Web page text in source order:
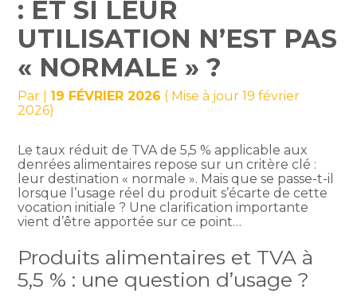
: ET SI LEUR
UTILISATION N’EST PAS
« NORMALE » ?
Par 19 FÉVRIER 2026 ( Mise à jour 19 février
2026)
Le taux réduit de TVA de 5,5 % applicable aux
denrées alimentaires repose sur un critère clé :
leur destination « normale ». Mais que se passe-t-il
lorsque l’usage réel du produit s’écarte de cette
vocation initiale ? Une clarification importante
vient d’être apportée sur ce point…
Produits alimentaires et TVA à
5,5 % : une question d’usage ?